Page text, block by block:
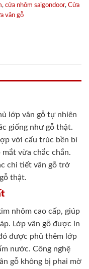
, cửa nhôm saigondoor, Cửa
vân gỗ
lớp vân gỗ tự nhiên
giống như gỗ thật.
với cấu trúc bền bỉ
vừa chắc chắn.
chi tiết vân gỗ trở
thật.
nhôm cao cấp, giúp
Lớp vân gỗ được in
được phủ thêm lớp
nước. Công nghệ
gỗ không bị phai mờ